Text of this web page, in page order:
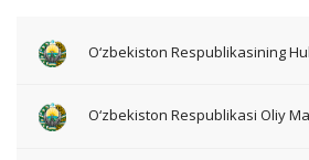
O‘zbekiston Respublikasining
O‘zbekiston Respublikasi Oliy